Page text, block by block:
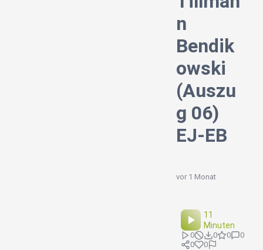
n
Bendik
owski
(Auszu
g 06)
EJ-EB
vor 1 Monat
11
Minuten
0 0 0
0
0
0